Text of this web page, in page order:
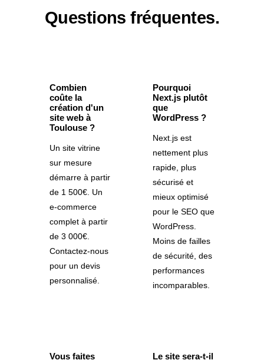
Questions fréquentes.
Combien
coûte la
création d'un
site web à
Toulouse ?
Un site vitrine
sur mesure
démarre à partir
de 1 500€. Un
e-commerce
complet à partir
de 3 000€.
Contactez-nous
pour un devis
personnalisé.
Pourquoi
Next.js plutôt
que
WordPress ?
Next.js est
nettement plus
rapide, plus
sécurisé et
mieux optimisé
pour le SEO que
WordPress.
Moins de failles
de sécurité, des
performances
incomparables.
Vous faites
Le site sera-t-il